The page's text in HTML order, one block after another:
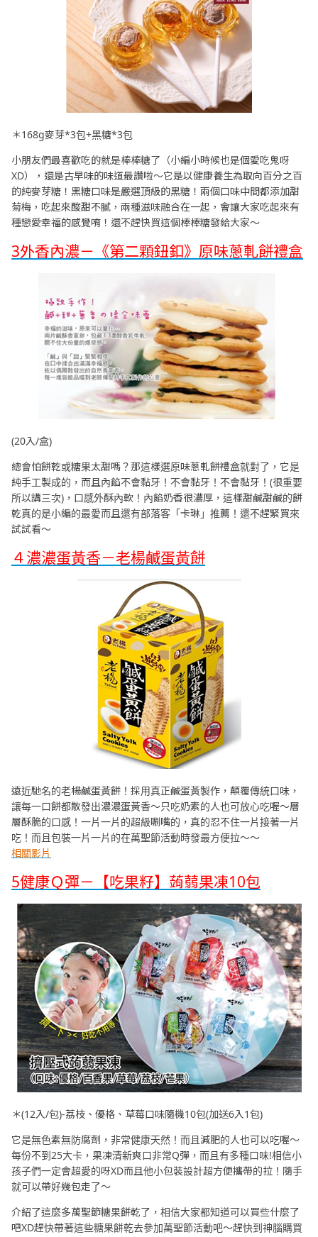
＊168g麥芽*3包+黑糖*3包
小朋友們最喜歡吃的就是棒棒糖了（小編小時候也是個愛吃鬼呀
XD），還是古早味的味道最讚啦～它是以健康養生為取向百分之百
的純麥芽糖！黑糖口味是嚴選頂級的黑糖！兩個口味中間都添加甜
菊梅，吃起來酸甜不膩，兩種滋味融合在一起，會讓大家吃起來有
種戀愛幸福的感覺唷！還不趕快買這個棒棒糖發給大家～
3外香內濃－《第二顆鈕釦》原味蔥軋餅禮盒
(20入/盒)
總會怕餅乾或糖果太甜嗎？那這樣選原味蔥軋餅禮盒就對了，它是
純手工製成的，而且內餡不會黏牙！不會黏牙！不會黏牙！(很重要
所以講三次)，口感外酥內軟！內餡奶香很濃厚，這樣甜鹹甜鹹的餅
乾真的是小編的最愛而且還有部落客「卡琳」推薦！還不趕緊買來
試試看～
４濃濃蛋黃香－老楊鹹蛋黃餅
遠近馳名的老楊鹹蛋黃餅！採用真正鹹蛋黃製作，顛覆傳統口味，
讓每一口餅都散發出濃濃蛋黃香～只吃奶素的人也可放心吃喔～層
層酥脆的口感！一片一片的超級唰嘴的，真的忍不住一片接著一片
吃！而且包裝一片一片的在萬聖節活動時發最方便拉～～
相關影片
5健康Ｑ彈－【吃果籽】蒟蒻果凍10包
＊(12入/包)-荔枝、優格、草莓口味隨機10包(加送6入1包)
它是無色素無防腐劑，非常健康天然！而且減肥的人也可以吃喔～
每份不到25大卡，果凍清新爽口非常Q彈，而且有多種口味!相信小
孩子們一定會超愛的呀XD而且他小包裝設計超方便攜帶的拉！隨手
就可以帶好幾包走了～
介紹了這麼多萬聖節糖果餅乾了，相信大家都知道可以買些什麼了
吧XD趕快帶著這些糖果餅乾去參加萬聖節活動吧～趕快到神腦購買